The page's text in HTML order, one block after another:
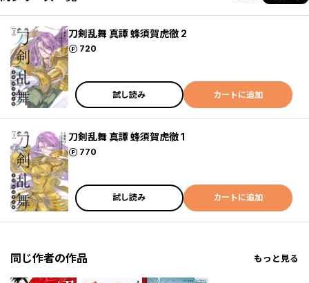
刀剣乱舞 真譚 蜂須賀虎徹 2
720
ポイント
試し読み カートに追加
刀剣乱舞 真譚 蜂須賀虎徹 1
770
ポイント
試し読み カートに追加
同じ作者の作品 もっと見る